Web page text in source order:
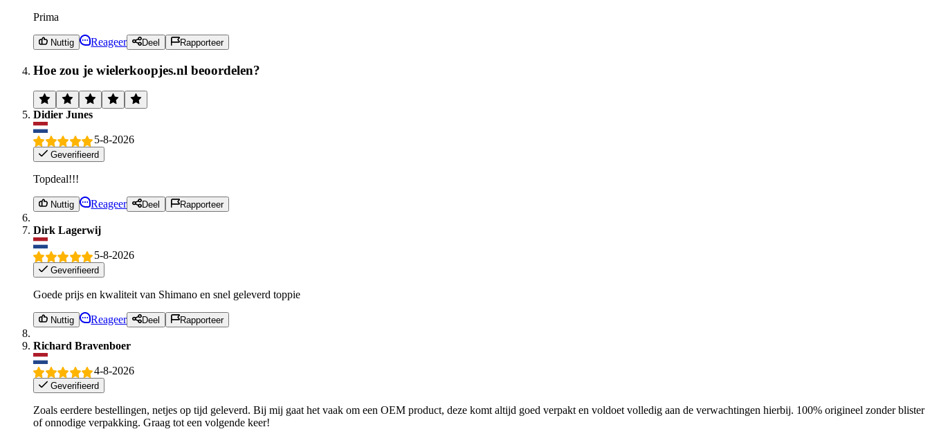
Prima
Nuttig Reageer Deel Rapporteer
Hoe zou je wielerkoopjes.nl beoordelen?
Didier Junes
5-8-2026
Geverifieerd
Topdeal!!!
Nuttig Reageer Deel Rapporteer
Dirk Lagerwij
5-8-2026
Geverifieerd
Goede prijs en kwaliteit van Shimano en snel geleverd toppie
Nuttig Reageer Deel Rapporteer
Richard Bravenboer
4-8-2026
Geverifieerd
Zoals eerdere bestellingen, netjes op tijd geleverd. Bij mij gaat het vaak om een OEM product, deze komt altijd goed verpakt en voldoet volledig aan de verwachtingen hierbij. 100% origineel zonder blister
of onnodige verpakking. Graag tot een volgende keer!